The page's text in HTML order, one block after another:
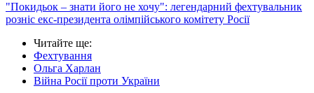
"Покидьок – знати його не хочу": легендарний фехтувальник
розніс екс-президента олімпійського комітету Росії
Читайте ще:
Фехтування
Ольга Харлан
Війна Росії проти України